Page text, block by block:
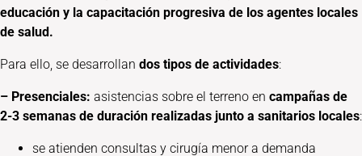
educación y la capacitación progresiva de los agentes locales
de salud.
Para ello, se desarrollan dos tipos de actividades:
– Presenciales: asistencias sobre el terreno en campañas de
2-3 semanas de duración realizadas junto a sanitarios locales:
se atienden consultas y cirugía menor a demanda